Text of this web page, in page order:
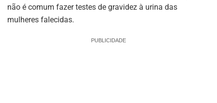
não é comum fazer testes de gravidez à urina das
mulheres falecidas.
PUBLICIDADE